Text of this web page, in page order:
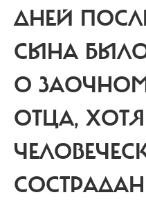
ДНЕЙ
СЫНА
О ЗАОЧНОМ
ОТЦА,